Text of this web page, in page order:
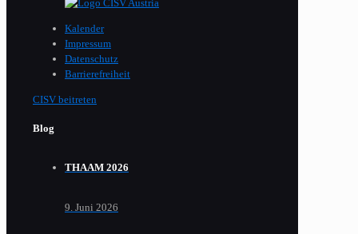
Kalender
Impressum
Datenschutz
Barrierefreiheit
CISV beitreten
Blog
THAAM 2026
9. Juni 2026